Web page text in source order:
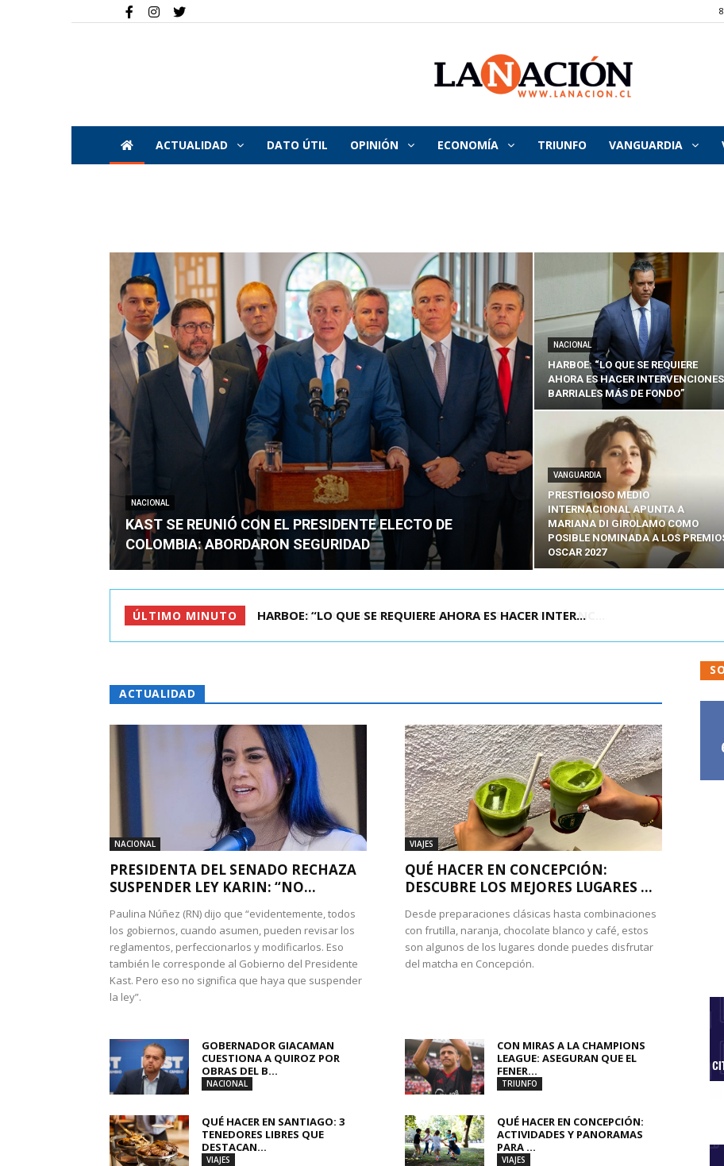
La
Nación
ACTUALIDAD DATO ÚTIL OPINIÓN ECONOMÍA TRIUNFO VANGUARDIA
NACIONAL
KAST SE REUNIÓ CON EL PRESIDENTE ELECTO DE
COLOMBIA: ABORDARON SEGURIDAD
NACIONAL
HARBOE: “LO QUE SE REQUIERE
AHORA ES HACER INTERVENCIONES
BARRIALES MÁS DE FONDO”
VANGUARDIA
PRESTIGIOSO MEDIO
INTERNACIONAL APUNTA A
MARIANA DI GIROLAMO COMO
POSIBLE NOMINADA A LOS
OSCAR 2027
ÚLTIMO MINUTO BIMINISTRO MAS POR IPC: “LA ECONOMÍA SE ESTÁ ENC...
ACTUALIDAD
NACIONAL
PRESIDENTA DEL SENADO RECHAZA
SUSPENDER LEY KARIN: “NO...
Paulina Núñez (RN) dijo que “evidentemente, todos
los gobiernos, cuando asumen, pueden revisar los
reglamentos, perfeccionarlos y modificarlos. Eso
también le corresponde al Gobierno del Presidente
Kast. Pero eso no significa que haya que suspender
la ley”.
VIAJES
QUÉ HACER EN CONCEPCIÓN:
DESCUBRE LOS MEJORES LUGARES ...
Desde preparaciones clásicas hasta combinaciones
con frutilla, naranja, chocolate blanco y café, estos
son algunos de los lugares donde puedes disfrutar
del matcha en Concepción.
GOBERNADOR GIACAMAN
CUESTIONA A QUIROZ POR
OBRAS DEL B...
NACIONAL
CON MIRAS A LA CHAMPIONS
LEAGUE: ASEGURAN QUE EL
FENER...
TRIUNFO
QUÉ HACER EN SANTIAGO: 3
TENEDORES LIBRES QUE
DESTACAN...
VIAJES
QUÉ HACER EN CONCEPCIÓN:
ACTIVIDADES Y PANORAMAS
PARA ...
VIAJES